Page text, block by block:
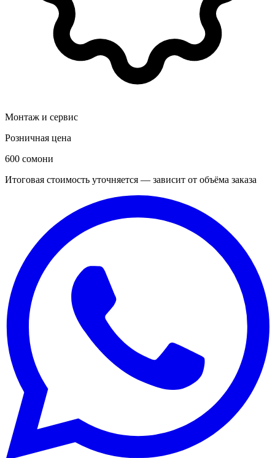
Монтаж и сервис
Розничная цена
600 сомони
Итоговая стоимость уточняется — зависит от объёма заказа